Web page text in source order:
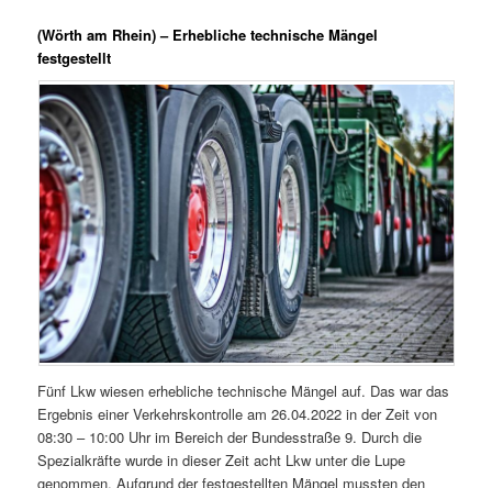
(Wörth am Rhein) – Erhebliche technische Mängel
festgestellt
Fünf Lkw wiesen erhebliche technische Mängel auf. Das war das
Ergebnis einer Verkehrskontrolle am 26.04.2022 in der Zeit von
08:30 – 10:00 Uhr im Bereich der Bundesstraße 9. Durch die
Spezialkräfte wurde in dieser Zeit acht Lkw unter die Lupe
genommen. Aufgrund der festgestellten Mängel mussten den